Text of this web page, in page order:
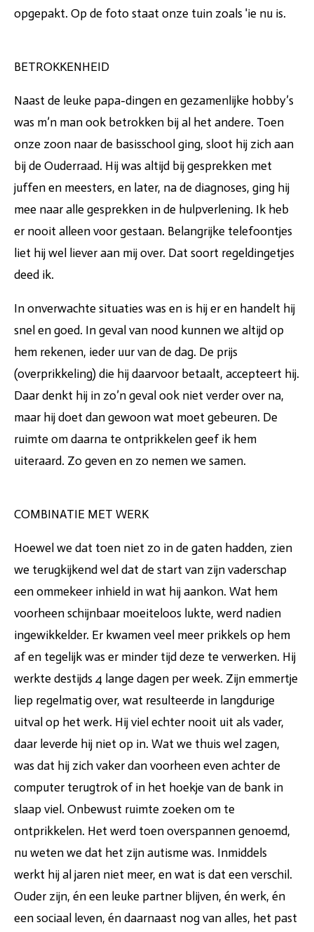
opgepakt. Op de foto staat onze tuin zoals 'ie nu is.
BETROKKENHEID
Naast de leuke papa-dingen en gezamenlijke hobby’s
was m’n man ook betrokken bij al het andere. Toen
onze zoon naar de basisschool ging, sloot hij zich aan
bij de Ouderraad. Hij was altijd bij gesprekken met
juffen en meesters, en later, na de diagnoses, ging hij
mee naar alle gesprekken in de hulpverlening. Ik heb
er nooit alleen voor gestaan. Belangrijke telefoontjes
liet hij wel liever aan mij over. Dat soort regeldingetjes
deed ik.
In onverwachte situaties was en is hij er en handelt hij
snel en goed. In geval van nood kunnen we altijd op
hem rekenen, ieder uur van de dag. De prijs
(overprikkeling) die hij daarvoor betaalt, accepteert hij.
Daar denkt hij in zo’n geval ook niet verder over na,
maar hij doet dan gewoon wat moet gebeuren. De
ruimte om daarna te ontprikkelen geef ik hem
uiteraard. Zo geven en zo nemen we samen.
COMBINATIE MET WERK
Hoewel we dat toen niet zo in de gaten hadden, zien
we terugkijkend wel dat de start van zijn vaderschap
een ommekeer inhield in wat hij aankon. Wat hem
voorheen schijnbaar moeiteloos lukte, werd nadien
ingewikkelder. Er kwamen veel meer prikkels op hem
af en tegelijk was er minder tijd deze te verwerken. Hij
werkte destijds 4 lange dagen per week. Zijn emmertje
liep regelmatig over, wat resulteerde in langdurige
uitval op het werk. Hij viel echter nooit uit als vader,
daar leverde hij niet op in. Wat we thuis wel zagen,
was dat hij zich vaker dan voorheen even achter de
computer terugtrok of in het hoekje van de bank in
slaap viel. Onbewust ruimte zoeken om te
ontprikkelen. Het werd toen overspannen genoemd,
nu weten we dat het zijn autisme was. Inmiddels
werkt hij al jaren niet meer, en wat is dat een verschil.
Ouder zijn, én een leuke partner blijven, én werk, én
een sociaal leven, én daarnaast nog van alles, het past